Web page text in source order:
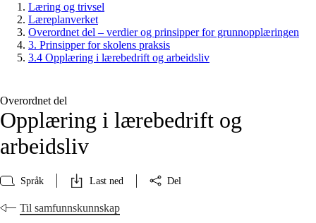
Læring og trivsel
Læreplanverket
Overordnet del – verdier og prinsipper for grunnopplæringen
3. Prinsipper for skolens praksis
3.4 Opplæring i lærebedrift og arbeidsliv
Overordnet del
Opplæring i lærebedrift og
arbeidsliv
Språk Last ned Del
Til samfunnskunnskap